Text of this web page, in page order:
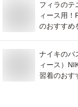
フィラのテ
ィース用！
のおすすめ
ナイキのバ
ィース）
習着のおす